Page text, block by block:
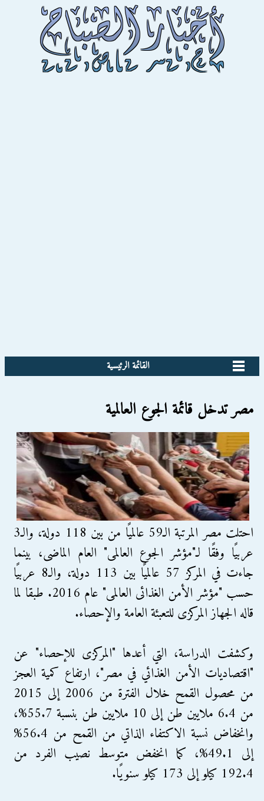
القائمة الرئيسية
مصر تدخل قائمة الجوع العالمية
احتلت مصر المرتبة الـ59 عالميًا من بين 118 دولة، والـ3
عربيًا وفقًا لـ"مؤشر الجوع العالمى" العام الماضى، بينما
جاءت في المركز 57 عالميًا بين 113 دولة، والـ8 عربيًا
حسب "مؤشر الأمن الغذائى العالمى" عام 2016. طبقا لما
قاله الجهاز المركزى للتعبئة العامة والإحصاء.
وكشفت الدراسة، التي أعدها "المركزى للإحصاء" عن
"اقتصاديات الأمن الغذائي في مصر"، ارتفاع كمية العجز
من محصول القمح خلال الفترة من 2006 إلى 2015
من 6.4 ملايين طن إلى 10 ملايين طن بنسبة 55.7%،
وانخفاض نسبة الاكتفاء الذاتي من القمح من 56.4%
إلى 49.1%، كما انخفض متوسط نصيب الفرد من
192.4 كيلو إلى 173 كيلو سنويًا.